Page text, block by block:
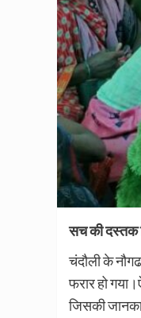
सच की दस्तक
चंदौली के
फरार हो
जिसकी